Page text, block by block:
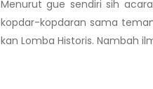
Menurut gue sendiri sih
kopdar-kopdaran sama
kan Lomba Historis. Nambah